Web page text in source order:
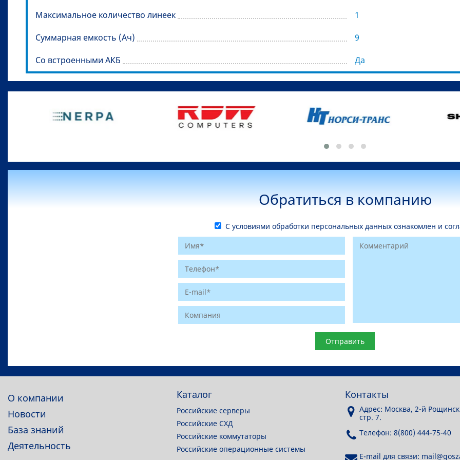
Максимальное количество линеек
1
Суммарная емкость (Ач)
9
Со встроенными АКБ
Да
Обратиться в компанию
С условиями обработки персональных данных ознакомлен и
О компании
Новости
База знаний
Деятельность
Каталог
Российские серверы
Российские СХД
Российские коммутаторы
Российские операционные системы
Контакты
Адрес: Москва, 2-й
стр. 7.
Телефон: 8(800) 444-75-40
E-mail для связи: